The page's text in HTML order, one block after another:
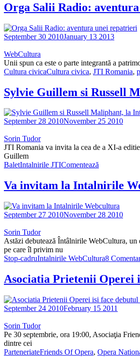
Orga Salii Radio:
September 30 2010January 13 2013
WebCultura
Unii spun ca este o parte integrantă a
Cultura civicaCultura civica, JTI Romania,
Sylvie Guillem si Russell
September 28 2010November 25 2010
Sorin Tudor
JTI Romania va invita la cea de a XI-a
Guillem
BaletIntalnirile JTIComentează
Va invitam la Intalnirile
September 27 2010November 28 2010
Sorin Tudor
Astăzi debutează Întâlnirile WebCultura,
pe care îl privim nu
Stop-cadruIntalnirile WebCultura8
Asociatia Prietenii Operei
September 24 2010February 15 2011
Sorin Tudor
Pe 30 septembrie, ora 19:00, Asociaţia
dintre cei
ParteneriateFriends Of Opera, Opera